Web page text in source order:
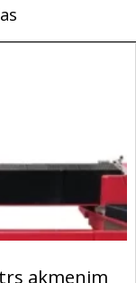
akmenim